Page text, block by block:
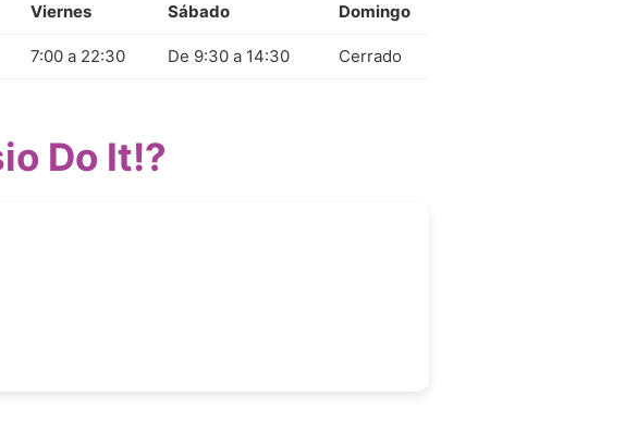
Viernes Sábado Domingo
7:00 a 22:30 De 9:30 a 14:30 Cerrado
Do It!?